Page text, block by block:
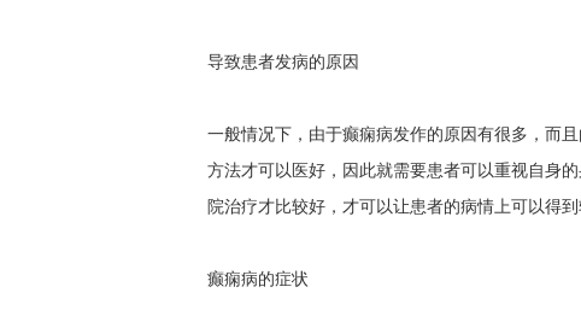
导致患者发病的原因
一般情况下，由于癫痫病发作的原因有很多，而
方法才可以医好，因此就需要患者可以重视自身
院治疗才比较好，才可以让患者的病情上可以得
癫痫病的症状